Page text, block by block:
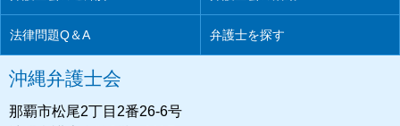
法律問題Q＆A 弁護士を探す
沖縄弁護士会
那覇市松尾2丁目2番26-6号